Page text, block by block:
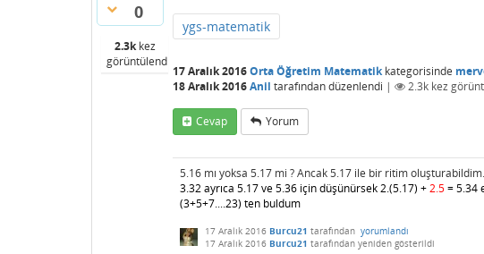
0
2.3kkez
görüntülendi
ygs-matematik
17 Aralık 2016Orta Öğretim Matematikkategorisinde
18 Aralık 2016Anil tarafındandüzenlendi | 2.3k kez
Cevap Yorum
5.16 mı yoksa 5.17 mi ? Ancak 5.17 ile bir ritim
3.32ayrıca 5.17 ve 5.36 için düşünürsek 2.(5.17) +2.5= 5.34
(3+5+7....23) ten buldum
17 Aralık 2016 Burcu21 tarafından yorumlandı
17 Aralık 2016 Burcu21 tarafından yeniden gösterildi